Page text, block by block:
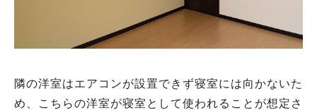
隣の洋室はエアコンが設置できず寝室には向かないた
め、こちらの洋室が寝室として使われることが想定さ